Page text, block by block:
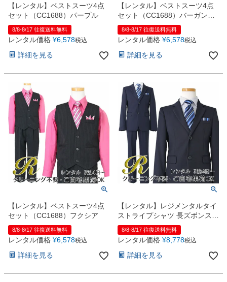
【レンタル】ベストスーツ4点
セット（CC1688）パープル
8/8-8/17 往復送料無料
レンタル価格 ¥6,578税込
詳細を見る
【レンタル】ベストスーツ4点
セット（CC1688）バーガンデ
ィー
8/8-8/17 往復送料無料
レンタル価格 ¥6,578税込
詳細を見る
【レンタル】ベストスーツ4点
セット（CC1688）フクシア
8/8-8/17 往復送料無料
レンタル価格 ¥6,578税込
詳細を見る
【レンタル】レジメンタルタイ
ストライプシャツ 長ズボンスー
ツ5点セット(CAT525610)ネイ
ビー
8/8-8/17 往復送料無料
レンタル価格 ¥8,778税込
詳細を見る